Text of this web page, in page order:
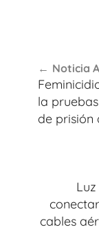
de
entradas
Noticia
la
de prisión
cables